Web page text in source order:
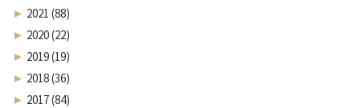
► 2021 (88)
► 2020 (22)
► 2019 (19)
► 2018 (36)
► 2017 (84)